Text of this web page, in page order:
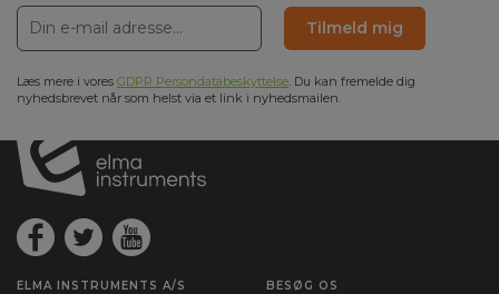
Tilmeld mig
Læs mere i vores GDPR Persondatabeskyttelse. Du kan fremelde dig
nyhedsbrevet når som helst via et link i nyhedsmailen.
ELMA INSTRUMENTS A/S BESØG OS